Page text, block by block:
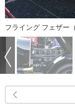
フライング フェザー